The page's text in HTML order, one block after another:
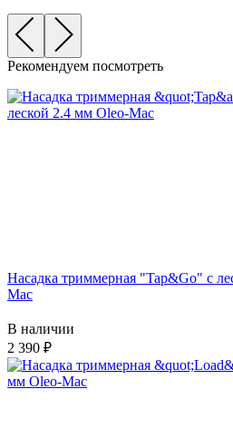
Рекомендуем посмотреть
Насадка триммерная "Tap&Go" c
Mac
В наличии
2 390